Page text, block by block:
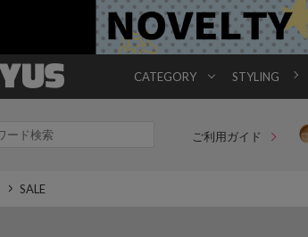
CATEGORY STYLING
ご利用ガイド
SALE